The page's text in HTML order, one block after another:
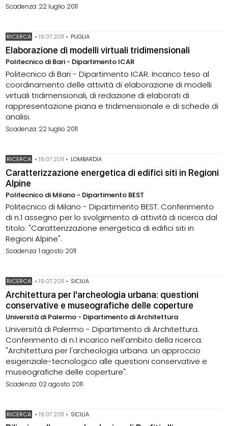
Scadenza: 22 luglio 2011
RICERCA •19.07.2011 • PUGLIA
Elaborazione di modelli virtuali tridimensionali
Politecnico di Bari - Dipartimento ICAR
Politecnico di Bari - Dipartimento ICAR. Incarico teso al
coordinamento delle attività di elaborazione di modelli
virtuali tridimensionali, di redazione di elaborati di
rappresentazione piana e tridimensionale e di schede di
analisi.
Scadenza: 22 luglio 2011
RICERCA •19.07.2011 • LOMBARDIA
Caratterizzazione energetica di edifici siti in Regioni
Alpine
Politecnico di Milano - Dipartimento BEST
Politecnico di Milano - Dipartimento BEST. Conferimento
di n.1 assegno per lo svolgimento di attività di ricerca dal
titolo: "Caratterizzazione energetica di edifici siti in
Regioni Alpine".
Scadenza: 1 agosto 2011
RICERCA •19.07.2011 • SICILIA
Architettura per l'archeologia urbana: questioni
conservative e museografiche delle coperture
Università di Palermo - Dipartimento di Architettura
Università di Palermo - Dipartimento di Architettura.
Conferimento di n.1 incarico nell'ambito della ricerca:
"Architettura per l'archeologia urbana: un approccio
esigenziale-tecnologico alle questioni conservative e
museografiche delle coperture".
Scadenza: 02 agosto 2011
RICERCA •19.07.2011 • SICILIA